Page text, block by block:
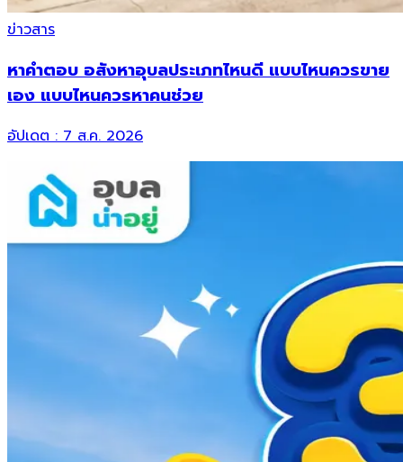
ข่าวสาร
หาคำตอบ อสังหาอุบลประเภทไหนดี แบบไหนควรขาย
เอง แบบไหนควรหาคนช่วย
อัปเดต :7 ส.ค. 2026